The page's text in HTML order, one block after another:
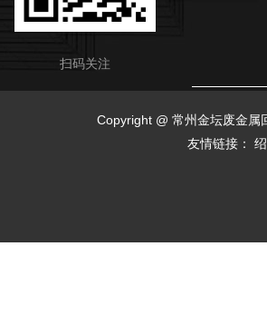
扫码关注
Copyright @ 常州金坛废金
友情链接：